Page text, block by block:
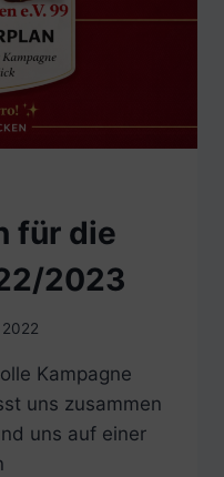
für die
2023
2022
Kampagne
uns zusammen
uns auf einer